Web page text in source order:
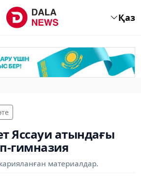
Қаз
Яссауи атындағы
гимназия
материалдар.